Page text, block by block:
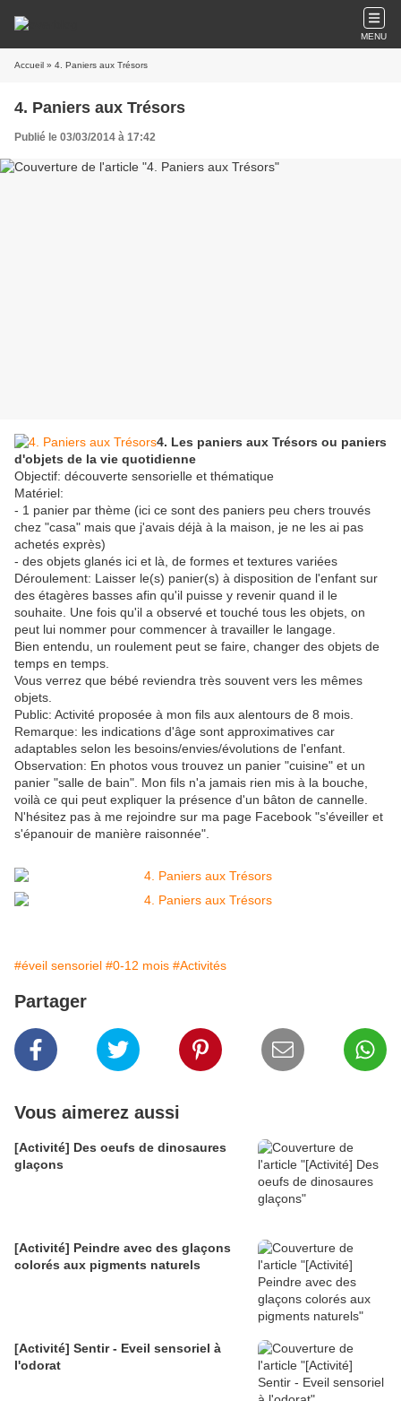
MENU
Accueil » 4. Paniers aux Trésors
4. Paniers aux Trésors
Publié le 03/03/2014 à 17:42
4. Les paniers aux Trésors ou paniers
d'objets de la vie quotidienne
Objectif: découverte sensorielle et thématique
Matériel:
- 1 panier par thème (ici ce sont des paniers peu chers trouvés
chez "casa" mais que j'avais déjà à la maison, je ne les ai pas
achetés exprès)
- des objets glanés ici et là, de formes et textures variées
Déroulement: Laisser le(s) panier(s) à disposition de l'enfant sur
des étagères basses afin qu'il puisse y revenir quand il le
souhaite. Une fois qu'il a observé et touché tous les objets, on
peut lui nommer pour commencer à travailler le langage.
Bien entendu, un roulement peut se faire, changer des objets de
temps en temps.
Vous verrez que bébé reviendra très souvent vers les mêmes
objets.
Public: Activité proposée à mon fils aux alentours de 8 mois.
Remarque: les indications d'âge sont approximatives car
adaptables selon les besoins/envies/évolutions de l'enfant.
Observation: En photos vous trouvez un panier "cuisine" et un
panier "salle de bain". Mon fils n'a jamais rien mis à la bouche,
voilà ce qui peut expliquer la présence d'un bâton de cannelle.
N'hésitez pas à me rejoindre sur ma page Facebook "s'éveiller et
s'épanouir de manière raisonnée".
#éveil sensoriel #0-12 mois #Activités
Partager
Vous aimerez aussi
[Activité] Des oeufs de dinosaures
glaçons
[Activité] Peindre avec des glaçons
colorés aux pigments naturels
[Activité] Sentir - Eveil sensoriel à
l'odorat